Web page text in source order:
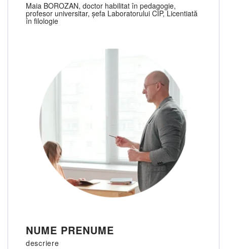
Maia BOROZAN, doctor habilitat în pedagogie,
profesor universitar, șefa Laboratorului CIP, Licentiată
în filologie
NUME PRENUME
descriere